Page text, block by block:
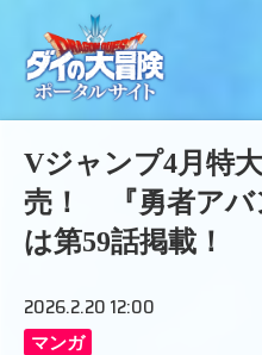
Vジャンプ4月特
売！ 『勇者アバ
は第59話掲載！
2026.2.20 12:00
マンガ